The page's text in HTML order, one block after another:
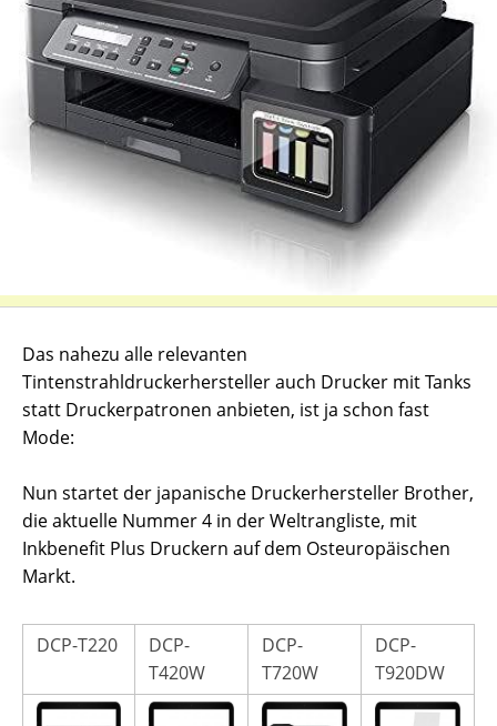
Das nahezu alle relevanten
Tintenstrahldruckerhersteller auch Drucker mit Tanks
statt Druckerpatronen anbieten, ist ja schon fast
Mode:
Nun startet der japanische Druckerhersteller Brother,
die aktuelle Nummer 4 in der Weltrangliste, mit
Inkbenefit Plus Druckern auf dem Osteuropäischen
Markt.
DCP-T220
DCP-
T420W
DCP-
T720W
DCP-
T920DW